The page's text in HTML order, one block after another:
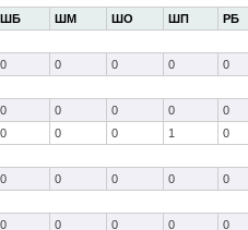
ШБ ШМ ШО ШП РБ
0 0 0 0 0
0 0 0 0 0
0 0 0 1 0
0 0 0 0 0
0 0 0 0 0